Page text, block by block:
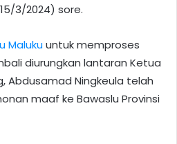
3/2024) sore.
Malukuuntuk memproses
diurungkan lantaran Ketua
Abdusamad Ningkeula telah
maaf ke Bawaslu Provinsi